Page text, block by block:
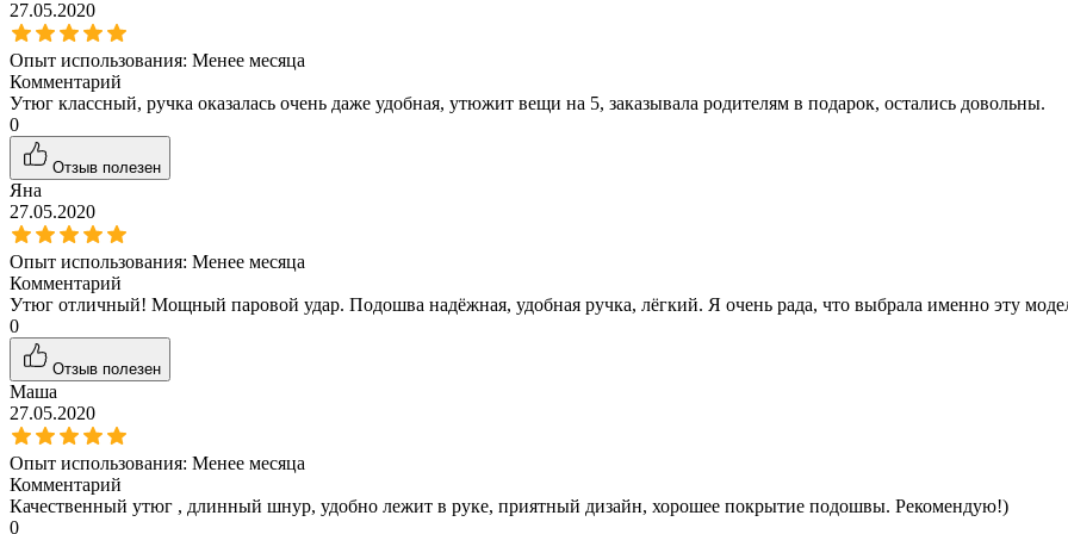
27.05.2020
Опыт использования: Менее месяца
Комментарий
Утюг классный, ручка оказалась очень даже удобная, утюжит вещи на 5, заказывала родителям в подарок, остались довольны.
0
Отзыв полезен
Яна
27.05.2020
Опыт использования: Менее месяца
Комментарий
Утюг отличный! Мощный паровой удар. Подошва надёжная, удобная ручка, лёгкий. Я очень рада, что выбрала именно эту
0
Отзыв полезен
Маша
27.05.2020
Опыт использования: Менее месяца
Комментарий
Качественный утюг , длинный шнур, удобно лежит в руке, приятный дизайн, хорошее покрытие подошвы. Рекомендую!)
0